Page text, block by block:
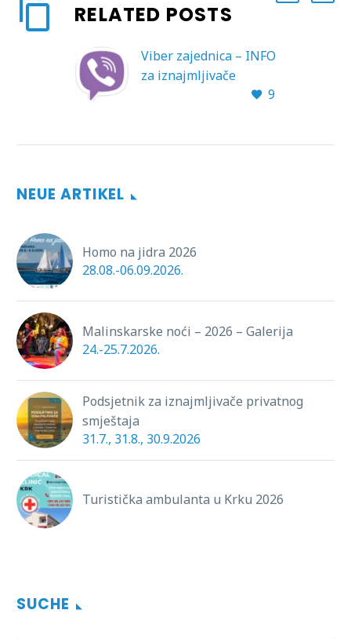
RELATED POSTS
Viber zajednica – INFO
za iznajmljivače
pokrenula je
informiranje putem…
9
NEUE ARTIKEL
Homo na jidra 2026
28.08.-06.09.2026.
Malinskarske noći – 2026 – Galerija
24.-25.7.2026.
Podsjetnik za iznajmljivače privatnog
smještaja
31.7., 31.8., 30.9.2026
Turistička ambulanta u Krku 2026
SUCHE